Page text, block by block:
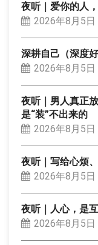
夜听｜爱你的人
2026年8月5日
深耕自己（深度好
2026年8月5日
夜听｜男人真正
是“装”不出来的
2026年8月5日
夜听｜写给心烦
2026年8月5日
夜听｜人心，是
2026年8月5日